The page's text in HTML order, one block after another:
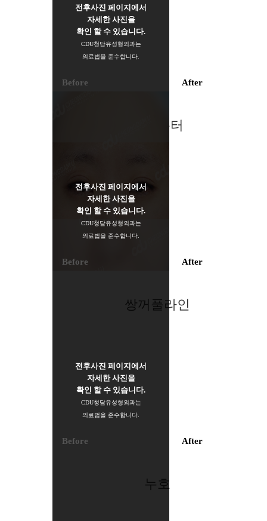
전후사진 페이지에서
자세한 사진을
확인 할 수 있습니다.
CDU청담유성형외과는
의료법을 준수합니다.
Before After
심한흉터
전후사진 페이지에서
자세한 사진을
확인 할 수 있습니다.
CDU청담유성형외과는
의료법을 준수합니다.
Before After
쌍꺼풀라인
전후사진 페이지에서
자세한 사진을
확인 할 수 있습니다.
CDU청담유성형외과는
의료법을 준수합니다.
Before After
누호